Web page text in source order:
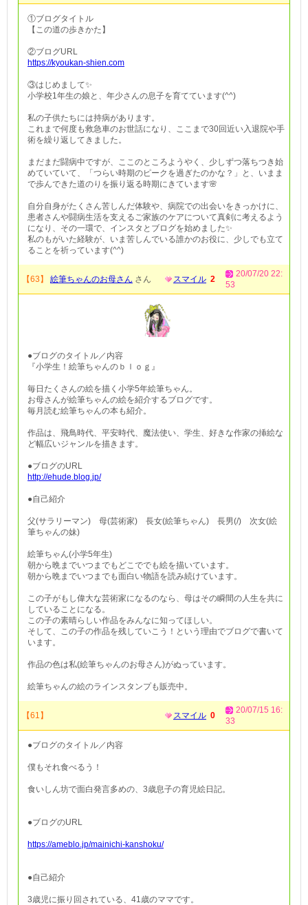
①ブログタイトル
【この道の歩きかた】
②ブログURL
https://kyoukan-shien.com
③はじめまして✨
小学校1年生の娘と、年少さんの息子を育てています(^^)
私の子供たちには持病があります。
これまで何度も救急車のお世話になり、ここまで30回近い入退院や手
術を繰り返してきました。
まだまだ闘病中ですが、ここのところようやく、少しずつ落ちつき始
めていていて、「つらい時期のピークを過ぎたのかな？」と、いまま
で歩んできた道のりを振り返る時期にきています🌸
自分自身がたくさん苦しんだ体験や、病院での出会いをきっかけに、
患者さんや闘病生活を支えるご家族のケアについて真剣に考えるよう
になり、その一環で、インスタとブログを始めました✨
私のもがいた経験が、いま苦しんでいる誰かのお役に、少しでも立て
ることを祈っています(^^)
【63】 絵筆ちゃんのお母さん さん スマイル 2
20/07/20 22:
53
●ブログのタイトル／内容
『小学生！絵筆ちゃんのｂｌｏｇ』
毎日たくさんの絵を描く小学5年絵筆ちゃん。
お母さんが絵筆ちゃんの絵を紹介するブログです。
毎月読む絵筆ちゃんの本も紹介。
作品は、飛鳥時代、平安時代、魔法使い、学生、好きな作家の挿絵な
ど幅広いジャンルを描きます。
●ブログのURL
http://ehude.blog.jp/
●自己紹介
父(サラリーマン) 母(芸術家) 長女(絵筆ちゃん) 長男(/) 次女(絵
筆ちゃんの妹)
絵筆ちゃん(小学5年生)
朝から晩までいつまでもどこででも絵を描いています。
朝から晩までいつまでも面白い物語を読み続けています。
この子がもし偉大な芸術家になるのなら、母はその瞬間の人生を共に
していることになる。
この子の素晴らしい作品をみんなに知ってほしい。
そして、この子の作品を残していこう！という理由でブログで書いて
います。
作品の色は私(絵筆ちゃんのお母さん)がぬっています。
絵筆ちゃんの絵のラインスタンプも販売中。
【61】 スマイル 0
20/07/15 16:
33
●ブログのタイトル／内容
僕もそれ食べるう！
食いしん坊で面白発言多めの、3歳息子の育児絵日記。
●ブログのURL
https://ameblo.jp/mainichi-kanshoku/
●自己紹介
3歳児に振り回されている、41歳のママです。